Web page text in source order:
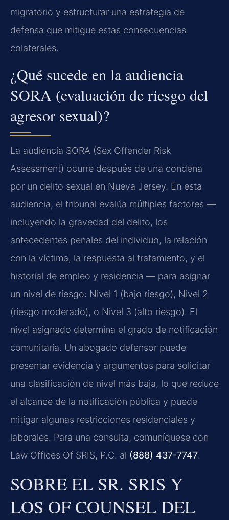
migratorio y estructurar una estrategia de
defensa que mitigue estas consecuencias
colaterales.
¿Qué sucede en la audiencia
SORA (evaluación de riesgo del
agresor sexual)?
La audiencia SORA (Sex Offender Risk
Assessment) ocurre después de una condena
por un delito sexual en Nueva Jersey. En esta
audiencia, el tribunal evalúa múltiples factores —
incluyendo la gravedad del delito, los
antecedentes penales del individuo, la relación
con la víctima, la respuesta al tratamiento, y el
historial de empleo y residencia — para asignar
un nivel de riesgo: Nivel 1 (bajo riesgo), Nivel 2
(riesgo moderado), o Nivel 3 (alto riesgo). El
nivel asignado determina el grado de notificación
comunitaria. Un abogado defensor puede
presentar evidencia y argumentos para solicitar
una clasificación de nivel más baja, lo que reduce
el alcance de la notificación pública y puede
mitigar algunas restricciones residenciales y
laborales. Para una consulta, comuníquese con
Law Offices Of SRIS, P.C. al (888) 437-7747.
SOBRE EL SR. SRIS Y
LOS OF COUNSEL DEL